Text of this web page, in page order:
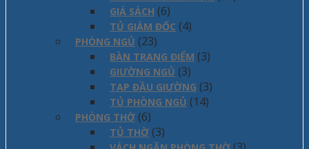
GIÁ SÁCH (6)
TỦ GIÁM ĐỐC (4)
PHÒNG NGỦ (23)
BÀN TRANG ĐIỂM (3)
GIƯỜNG NGỦ (3)
TAP ĐẦU GIƯỜNG (3)
TỦ PHÒNG NGỦ (14)
PHÒNG THỜ (6)
TỦ THỜ (3)